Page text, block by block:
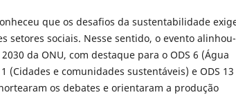
que os desafios da sustentabilidade
sociais. Nesse sentido, o evento
da ONU, com destaque para o ODS 6 (Água
(Cidades e comunidades sustentáveis) e ODS 13
os debates e orientaram a produção